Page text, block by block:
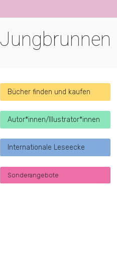
Jungbrunnen
Bücher finden und kaufen
Autor*innen/Illustrator*innen
Internationale Leseecke
Sonderangebote